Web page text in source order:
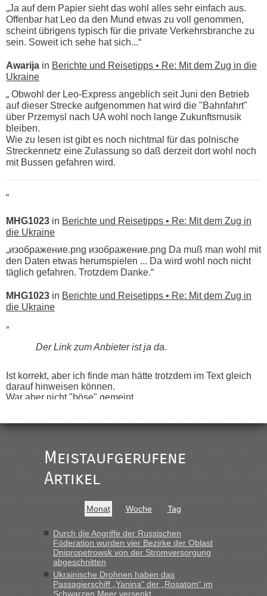
„Ja auf dem Papier sieht das wohl alles sehr einfach aus.
Offenbar hat Leo da den Mund etwas zu voll genommen,
scheint übrigens typisch für die private Verkehrsbranche zu
sein. Soweit ich sehe hat sich...“
Awarija in Berichte und Reisetipps • Re: Mit dem Zug in die
Ukraine
„ Obwohl der Leo-Express angeblich seit Juni den Betrieb
auf dieser Strecke aufgenommen hat wird die "Bahnfahrt"
über Przemysl nach UA wohl noch lange Zukunftsmusik
bleiben.
Wie zu lesen ist gibt es noch nichtmal für das polnische
Streckennetz eine Zulassung so daß derzeit dort wohl noch
mit Bussen gefahren wird.
“
MHG1023 in Berichte und Reisetipps • Re: Mit dem Zug in
die Ukraine
„изображение.png изображение.png Da muß man wohl mit
den Daten etwas herumspielen ... Da wird wohl noch nicht
täglich gefahren. Trotzdem Danke.“
MHG1023 in Berichte und Reisetipps • Re: Mit dem Zug in
die Ukraine
„
Der Link zum Anbieter ist ja da.
Ist korrekt, aber ich finde man hätte trotzdem im Text gleich
darauf hinweisen können.
War aber nicht "böse" gemeint ...
Hab´s versucht - bekomme aber immer angezeigt "auf dieser
Berichte und Reisetipps • Re: Mit dem Zug in
„Man sollte aber explizit dazu schreiben, daß es ein Zug von
LeoExpress ist - und nur auf deren Webseite kann man die
Fahrkarten kaufen. Zumindest ist es die erste Umsteigefreie
Verbindung von Deutschland...“
Recht, Visa und Dokumente • Re: Deklaration
Meistaufgerufene
Artikel
Monat Woche Tag
Durch die Angriffe der Russischen
Föderation wurden vier Bezirke der Oblast
Dnipropetrowsk von der Stromversorgung
abgeschnitten
Ukrainische Drohnen haben das
Passagierschiff „Yanina“ der „Rosatom“ im
Schwarzen Meer versenkt